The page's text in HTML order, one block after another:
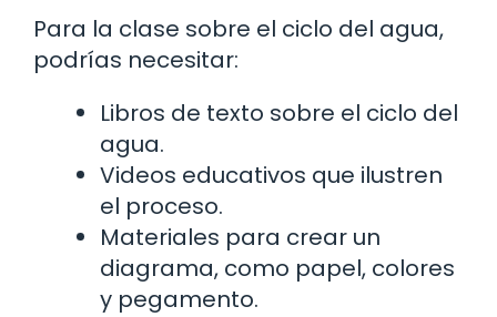
Para la clase sobre el ciclo del agua,
podrías necesitar:
Libros de texto sobre el ciclo del
agua.
Videos educativos que ilustren
el proceso.
Materiales para crear un
diagrama, como papel, colores
y pegamento.